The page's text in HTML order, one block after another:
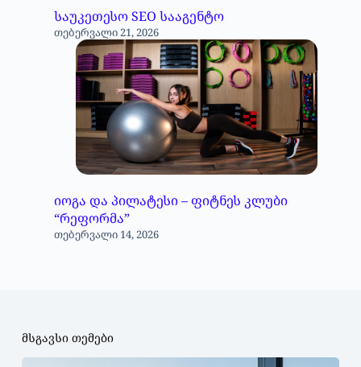
საუკეთესო SEO სააგენტო
თებერვალი 21, 2026
იოგა და პილატესი – ფიტნეს კლუბი
“რეფორმა”
თებერვალი 14, 2026
მსგავსი თემები